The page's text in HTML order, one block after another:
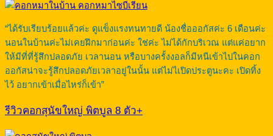
“ได้รับเรียบร้อยแล้วค่ะ ดูแข็งแรงทนทายดี น้องชื่อออกัสค่ะ 6 เดือนค่ะ
นอนในบ้านค่ะไม่เคยฝึกมาก่อนค่ะ ใช่ค่ะ ไม่ได้กักบริเวณ แต่แค่อยาก
ให้มีที่ที่รู้สึกปลอดภัย เวลานอน หรือบางครั้งงอลก็มีหนีเข้าไปในคอก
ออกัสน่าจะรู้สึกปลอดภัยเวลาอยู่ในนั้น แต่ไม่ไเปิดประตูนะคะ เปิดทิ้ง
ไว้ อยากเข้าเมื่อไหร่ก็เข้า”
รีวิวคอกสุนัขใหญ่ พิตบูล 8 ตัว+